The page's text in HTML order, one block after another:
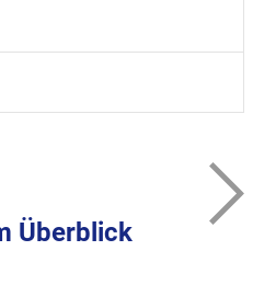
Überblick